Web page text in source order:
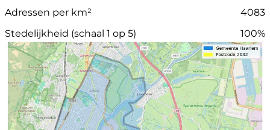
Adressen per km²
4083
Stedelijkheid (schaal 1 op 5)
100%